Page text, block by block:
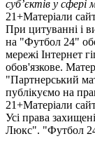
суб’єктів у
21+Матеріали
При цитуванні і
на "Футбол 24"
мережі Інтернет
обов'язкове.
"Партнерський
публікуємо на
21+Матеріали
Усi права
Люкс". "Футбол